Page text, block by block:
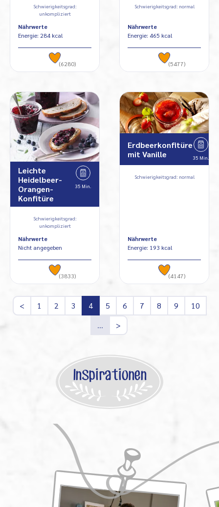
Schwierigkeitsgrad:
unkompliziert
Nährwerte
Energie: 284 kcal
(6280)
Schwierigkeitsgrad: normal
Nährwerte
Energie: 465 kcal
(5477)
Leichte
Heidelbeer-
Orangen-
Konfitüre
35 Min.
Schwierigkeitsgrad:
unkompliziert
Nährwerte
Nicht angegeben
(3833)
Erdbeerkonfitüre
mit Vanille
35 Min.
Schwierigkeitsgrad: normal
Nährwerte
Energie: 193 kcal
(4147)
< 1 2 3 4 5 6 7 8 9
10
…
>
Inspirationen